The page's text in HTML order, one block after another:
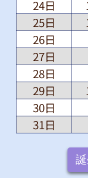
24日
25日
26日
27日
28日
29日
30日
31日